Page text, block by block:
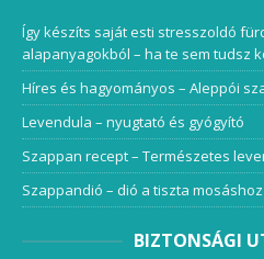
Így készíts saját esti stresszoldó
alapanyagokból – ha te sem tudsz
Híres és hagyományos – Aleppói
Levendula – nyugtató és gyógyító
Szappan recept – Természetes
Szappandió – dió a tiszta mosáshoz
BIZTONSÁGI